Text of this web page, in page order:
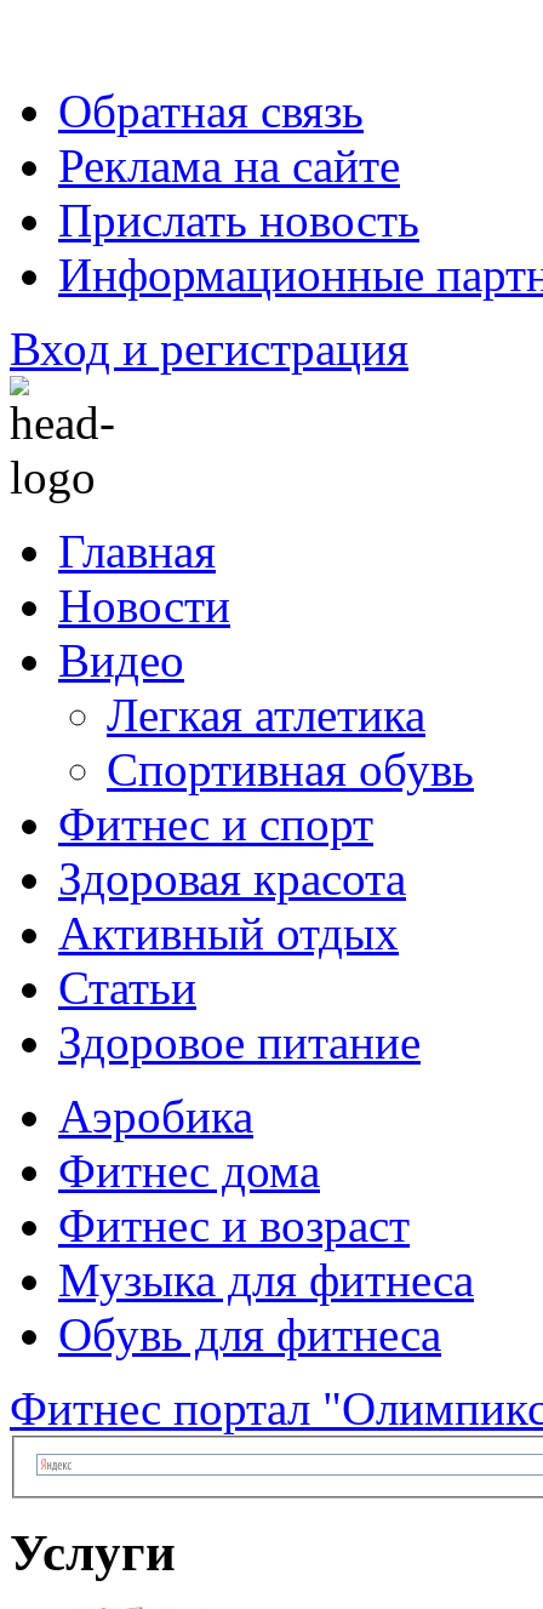
Обратная связь
Реклама на сайте
Прислать новость
Информационные
Вход и регистрация
Главная
Новости
Видео
Легкая атлетика
Спортивная обувь
Фитнес и спорт
Здоровая красота
Активный отдых
Статьи
Здоровое питание
Аэробика
Фитнес дома
Фитнес и возраст
Музыка для фитнеса
Обувь для фитнеса
Фитнес портал
Услуги